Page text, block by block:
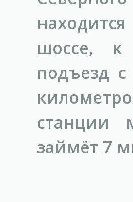
шоссе, к
подъезд
станции
займёт 7